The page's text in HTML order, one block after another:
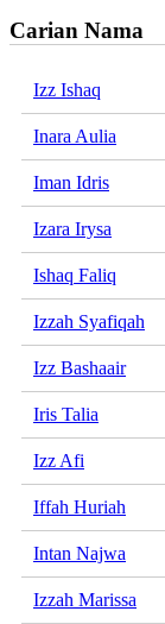
Carian Nama
Izz Ishaq
Inara Aulia
Iman Idris
Izara Irysa
Ishaq Faliq
Izzah Syafiqah
Izz Bashaair
Iris Talia
Izz Afi
Iffah Huriah
Intan Najwa
Izzah Marissa